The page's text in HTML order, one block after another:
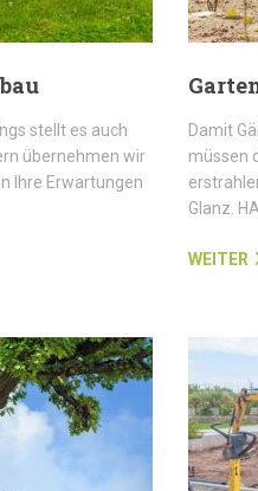
stellt es auch
übernehmen wir
Ihre Erwartungen
Damit
müssen
Glanz.
WEITER